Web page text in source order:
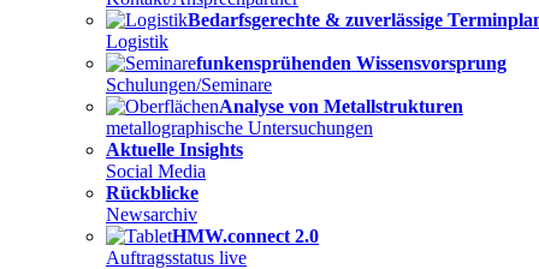
Bedarfsgerechte & zuverlässige
Logistik
funkensprühenden Wissensvorsprung
Schulungen/Seminare
Analyse von Metallstrukturen
metallographische Untersuchungen
Aktuelle Insights
Social Media
Rückblicke
Newsarchiv
HMW.connect 2.0
Auftragsstatus live